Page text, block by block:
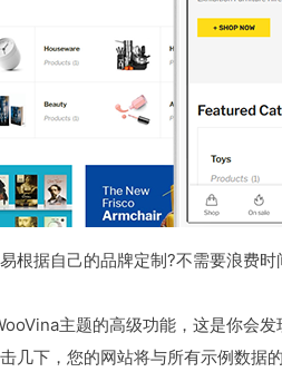
根据自己的品牌定制?不需要浪费
主题的高级功能，这是你会发
几下，您的网站将与所有示例数据